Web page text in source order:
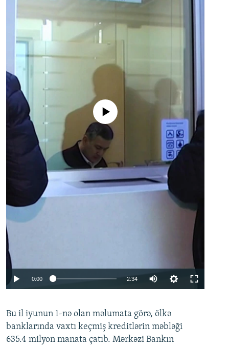
No media source currently available
0:00 2:34
360p
480p
Bu il iyunun 1-nə olan məlumata görə, ölkə
banklarında vaxtı keçmiş kreditlərin məbləği
635.4 milyon manata çatıb. Mərkəzi Bankın